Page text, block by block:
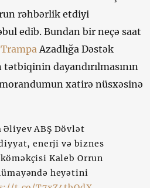
rəhbərlik etdiyi
edib. Bundan bir neçə saat
Azadlığa Dəstək
dayandırılmasının
xatirə nüsxəsinə
ABŞ Dövlət
enerji və biznes
Kaleb Orrun
heyətini